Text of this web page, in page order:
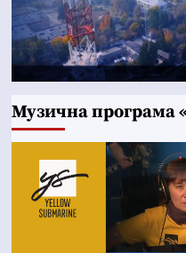
Музична програма